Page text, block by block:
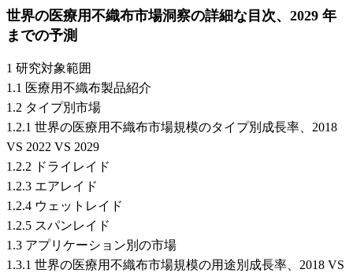
世界の医療用不織布市場洞察の詳細な目次、2029 年
までの予測
1 研究対象範囲
1.1 医療用不織布製品紹介
1.2 タイプ別市場
1.2.1 世界の医療用不織布市場規模のタイプ別成長率、2018
VS 2022 VS 2029
1.2.2 ドライレイド
1.2.3 エアレイド
1.2.4 ウェットレイド
1.2.5 スパンレイド
1.3 アプリケーション別の市場
1.3.1 世界の医療用不織布市場規模の用途別成長率、2018 VS